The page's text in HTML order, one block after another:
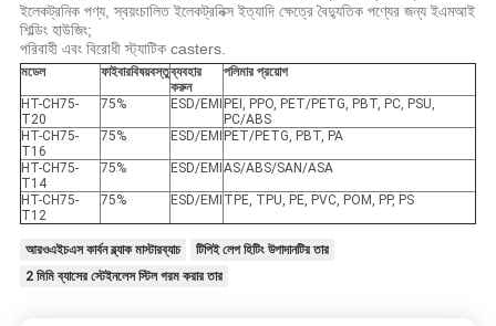
ইলেকট্রনিক পণ্য, স্বয়ংচালিত ইলেকট্রনিক্স ইত্যাদি ক্ষেত্রে বৈদ্যুতিক পণ্যের জন্য ইএমআই
শিল্ডিং হাউজিং;
পরিবাহী এবং বিরোধী স্ট্যাটিক casters.
মডেল ফাইবারবিষয়বস্তুব্যবহার
করুন
পলিমার প্রয়োগ
HT-CH75-
T20
75% ESD/EMI PEI, PPO, PET/PETG, PBT, PC, PSU,
PC/ABS
HT-CH75-
T16
75% ESD/EMI PET/PETG, PBT, PA
HT-CH75-
T14
75% ESD/EMI AS/ABS/SAN/ASA
HT-CH75-
T12
75% ESD/EMI TPE, TPU, PE, PVC, POM, PP, PS
আরওএইচএস কার্বন ব্ল্যাক মাস্টারব্যাচ
টিপিই লেপ হিটিং উপাদানটির তার
2 মিমি ব্যাসের স্টেইনলেস স্টিল গরম করার তার